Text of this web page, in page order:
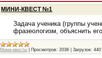
МИНИ-КВЕСТ №1
Задача ученика (группы
фразеологизм, объяснить
Мини-квесты Просмотров: 2036 |Загрузок: 440